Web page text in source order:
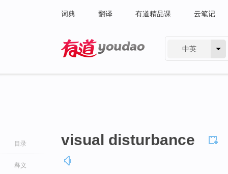
词典 翻译 有道精品课 云笔记
中英
目录
释义
visual disturbance